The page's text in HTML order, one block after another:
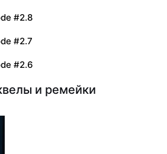
#2.8
#2.7
#2.6
и ремейки